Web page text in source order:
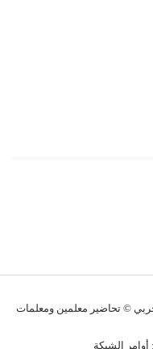
© تحاضير معلمين ومعلمات
: أوامر الشبكة